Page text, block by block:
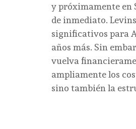
y próximamente en
de inmediato.
significativos para
años más. Sin
vuelva
ampliamente los
sino también la